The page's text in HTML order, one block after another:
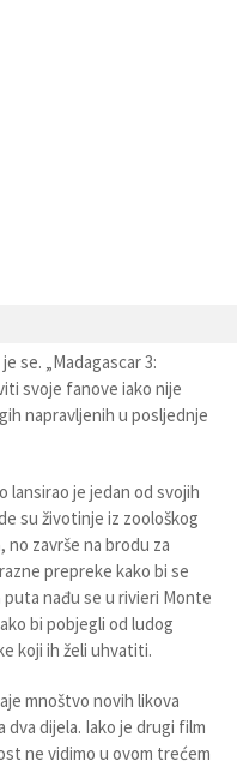
se. „Madagascar 3:
svoje fanove iako nije
napravljenih u posljednje
lansirao je jedan od svojih
su životinje iz zoološkog
završe na brodu za
prepreke kako bi se
puta nađu se u rivieri Monte
bi pobjegli od ludog
koji ih želi uhvatiti.
mnoštvo novih likova
dva dijela. Iako je drugi film
ne vidimo u ovom trećem